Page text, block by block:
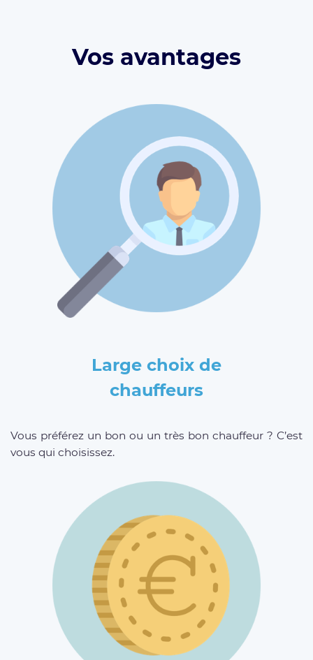
Vos avantages
Large choix de
chauffeurs
Vous préférez un bon ou un très bon chauffeur ? C’est
vous qui choisissez.